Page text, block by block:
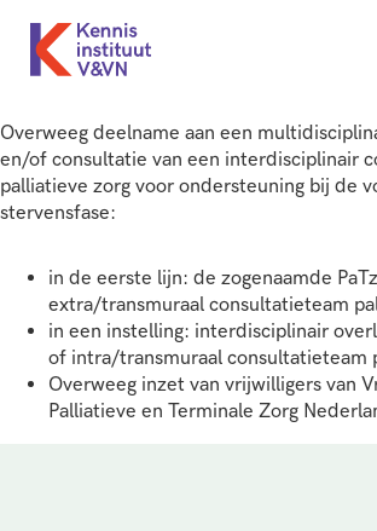
Overweeg deelname aan een
en/of consultatie van een interdisciplinair
palliatieve zorg voor ondersteuning bij de
stervensfase:
in de eerste lijn: de zogenaamde
extra/transmuraal consultatieteam
in een instelling: interdisciplinair
of intra/transmuraal consultatieteam
Overweeg inzet van vrijwilligers van
Palliatieve en Terminale Zorg